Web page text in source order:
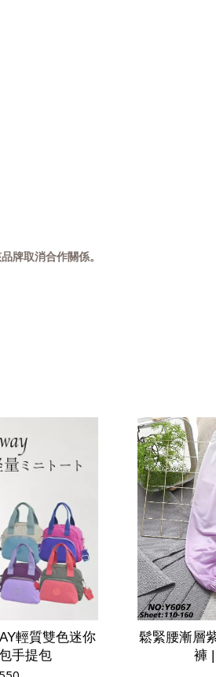
牌取消合作關係。
輕質雙色迷你
手提包
鬆緊腰漸層
褲